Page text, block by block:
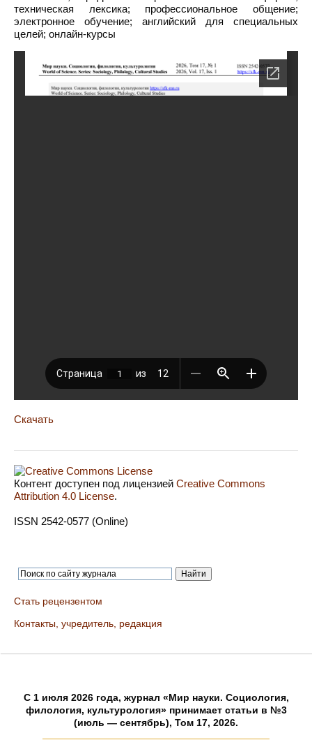
техническая лексика; профессиональное общение;
электронное обучение; английский для специальных
целей; онлайн-курсы
Скачать
Контент доступен под лицензией Creative Commons
Attribution 4.0 License.
ISSN 2542-0577 (Online)
Стать рецензентом
Контакты, учредитель, редакция
C 1 июля 2026 года, журнал «Мир науки. Социология,
филология, культурология» принимает статьи в №3
(июль — сентябрь), Том 17, 2026.